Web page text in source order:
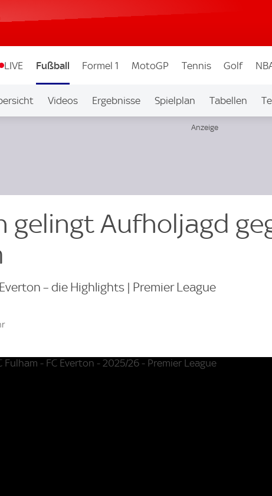
LIVE Fußball Formel 1 MotoGP Tennis Golf
Videos Ergebnisse Spielplan Tabellen
gelingt Aufholjagd
Everton – die Highlights | Premier League